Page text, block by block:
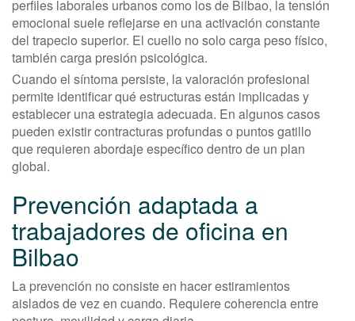
perfiles laborales urbanos como los de Bilbao, la tensión
emocional suele reflejarse en una activación constante
del trapecio superior. El cuello no solo carga peso físico,
también carga presión psicológica.
Cuando el síntoma persiste, la valoración profesional
permite identificar qué estructuras están implicadas y
establecer una estrategia adecuada. En algunos casos
pueden existir contracturas profundas o puntos gatillo
que requieren abordaje específico dentro de un plan
global.
Prevención adaptada a
trabajadores de oficina en
Bilbao
La prevención no consiste en hacer estiramientos
aislados de vez en cuando. Requiere coherencia entre